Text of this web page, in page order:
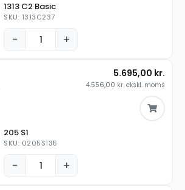
1313 C2 Basic
SKU: 1313C237
− +
205 S1
SKU: 0205S135
− +
5.695,00 kr.
4.556,00 kr. ekskl. moms